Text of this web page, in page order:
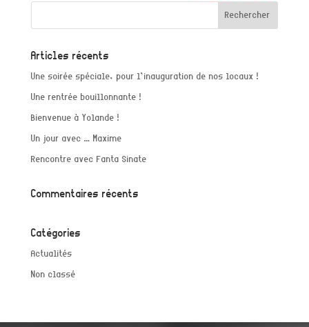
Articles récents
Une soirée spéciale, pour l’inauguration de nos locaux !
Une rentrée bouillonnante !
Bienvenue à Yolande !
Un jour avec … Maxime
Rencontre avec Fanta Sinate
Commentaires récents
Catégories
Actualités
Non classé